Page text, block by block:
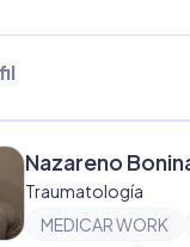
Nazareno
Traumatología
MEDICAR WORK